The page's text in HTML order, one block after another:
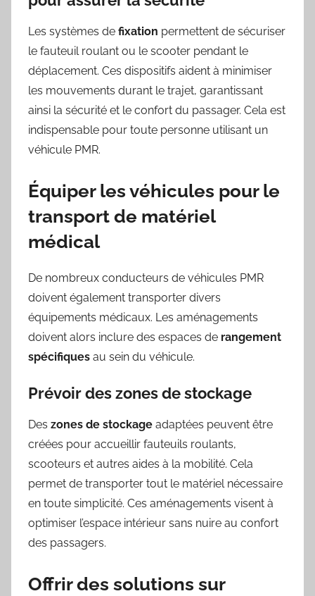
Les systèmes de fixation permettent de sécuriser
le fauteuil roulant ou le scooter pendant le
déplacement. Ces dispositifs aident à minimiser
les mouvements durant le trajet, garantissant
ainsi la sécurité et le confort du passager. Cela est
indispensable pour toute personne utilisant un
véhicule PMR.
Équiper les véhicules pour le
transport de matériel
médical
De nombreux conducteurs de véhicules PMR
doivent également transporter divers
équipements médicaux. Les aménagements
doivent alors inclure des espaces de rangement
spécifiques au sein du véhicule.
Prévoir des zones de stockage
Des zones de stockage adaptées peuvent être
créées pour accueillir fauteuils roulants,
scooteurs et autres aides à la mobilité. Cela
permet de transporter tout le matériel nécessaire
en toute simplicité. Ces aménagements visent à
optimiser l’espace intérieur sans nuire au confort
des passagers.
Offrir des solutions sur